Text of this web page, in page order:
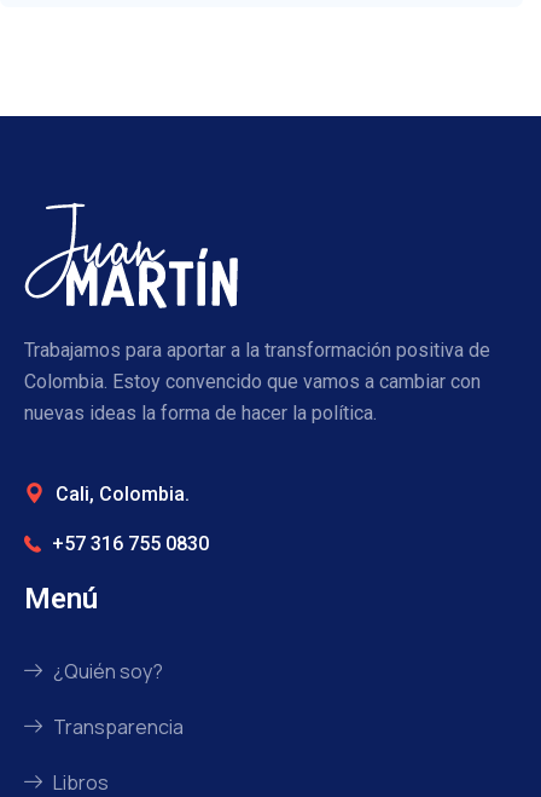
Trabajamos para aportar a la transformación positiva de
Colombia. Estoy convencido que vamos a cambiar con
nuevas ideas la forma de hacer la política.
Cali, Colombia.
+57 316 755 0830
Menú
¿Quién soy?
Transparencia
Libros